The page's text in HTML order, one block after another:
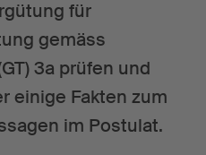
für
gemäss
3a prüfen und
einige Fakten zum
im Postulat.